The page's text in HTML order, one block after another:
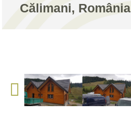
Călimani, România